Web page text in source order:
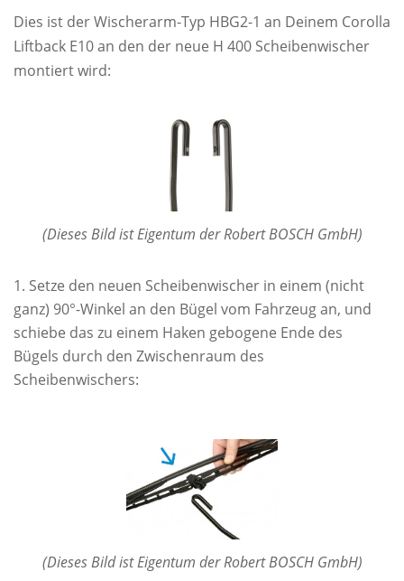
Dies ist der Wischerarm-Typ HBG2-1 an Deinem Corolla
Liftback E10 an den der neue H 400 Scheibenwischer
montiert wird:
(Dieses Bild ist Eigentum der Robert BOSCH GmbH)
Setze den neuen Scheibenwischer in einem (nicht
ganz) 90°-Winkel an den Bügel vom Fahrzeug an, und
schiebe das zu einem Haken gebogene Ende des
Bügels durch den Zwischenraum des
Scheibenwischers:
(Dieses Bild ist Eigentum der Robert BOSCH GmbH)